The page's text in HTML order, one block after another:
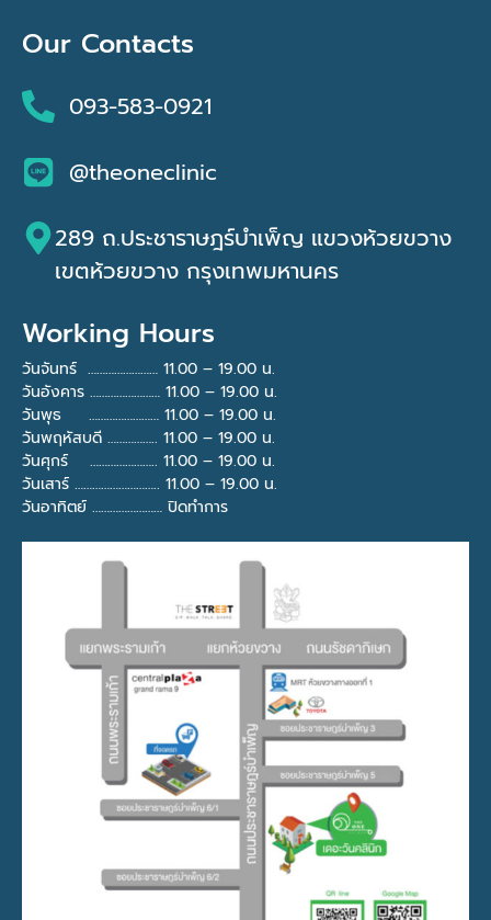
Our Contacts
093-583-0921
@theoneclinic
289 ถ.ประชาราษฎร์บำเพ็ญ แขวงห้วยขวาง
เขตห้วยขวาง กรุงเทพมหานคร
Working Hours
วันจันทร์ …………………… 11.00 – 19.00 น.
วันอังคาร …………………… 11.00 – 19.00 น.
วันพุธ …………………… 11.00 – 19.00 น.
วันพฤหัสบดี …………….. 11.00 – 19.00 น.
วันศุกร์ ………………….. 11.00 – 19.00 น.
วันเสาร์ ……………………….. 11.00 – 19.00 น.
วันอาทิตย์ …………………… ปิดทำการ